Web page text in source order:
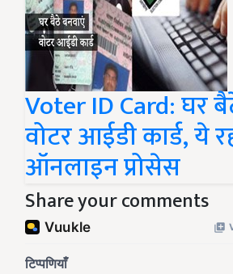
Voter ID Card: घर
वोटर आईडी कार्ड, ये
ऑनलाइन प्रोसेस
Share your comments